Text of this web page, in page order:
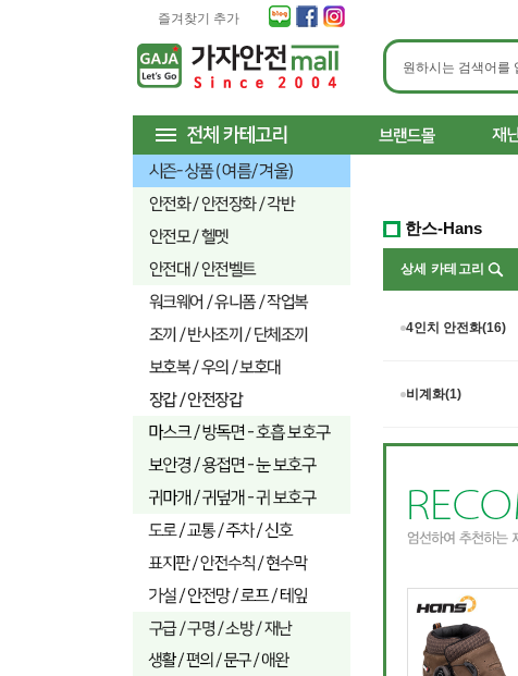
즐겨찾기 추가
한스-Hans
상세 카테고리
4인치 안전화(16)
비계화(1)